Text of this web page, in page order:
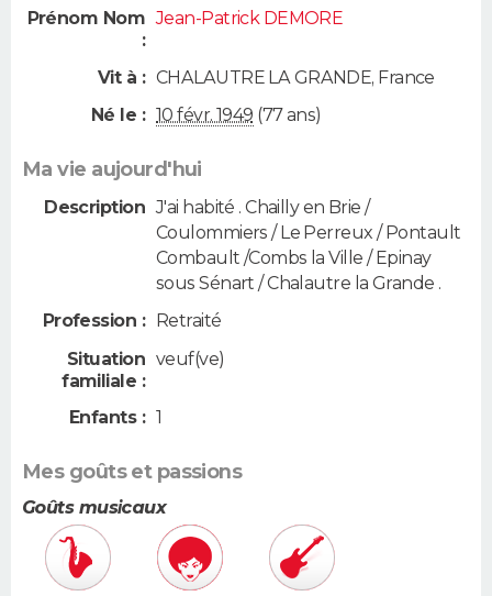
Prénom Nom
:
Jean-Patrick DEMORE
Vit à : CHALAUTRE LA GRANDE, France
Né le : 10 févr. 1949 (77 ans)
Ma vie aujourd'hui
Description J'ai habité . Chailly en Brie /
Coulommiers / Le Perreux / Pontault
Combault /Combs la Ville / Epinay
sous Sénart / Chalautre la Grande .
Profession :
Retraité
Situation
familiale :
veuf(ve)
Enfants : 1
Mes goûts et passions
Goûts musicaux